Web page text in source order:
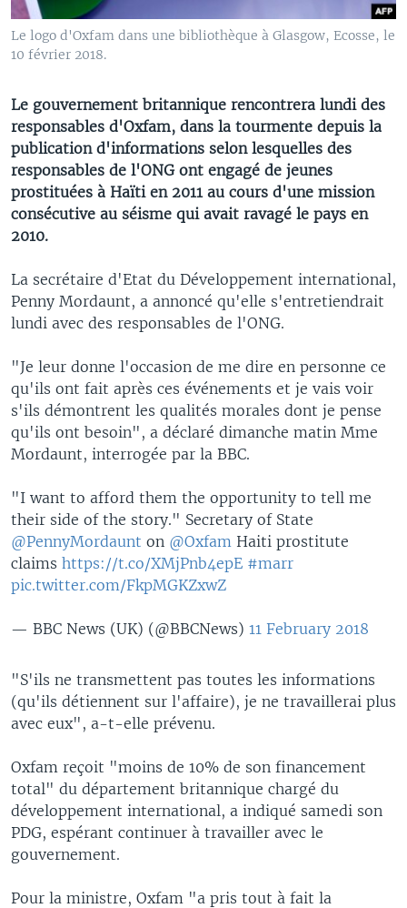
Le logo d'Oxfam dans une bibliothèque à Glasgow, Ecosse, le
10 février 2018.
Le gouvernement britannique rencontrera lundi des
responsables d'Oxfam, dans la tourmente depuis la
publication d'informations selon lesquelles des
responsables de l'ONG ont engagé de jeunes
prostituées à Haïti en 2011 au cours d'une mission
consécutive au séisme qui avait ravagé le pays en
2010.
La secrétaire d'Etat du Développement international,
Penny Mordaunt, a annoncé qu'elle s'entretiendrait
lundi avec des responsables de l'ONG.
"Je leur donne l'occasion de me dire en personne ce
qu'ils ont fait après ces événements et je vais voir
s'ils démontrent les qualités morales dont je pense
qu'ils ont besoin", a déclaré dimanche matin Mme
Mordaunt, interrogée par la BBC.
"I want to afford them the opportunity to tell me
their side of the story." Secretary of State
@PennyMordaunt on @Oxfam Haiti prostitute
claims https://t.co/XMjPnb4epE #marr
pic.twitter.com/FkpMGKZxwZ
— BBC News (UK) (@BBCNews) 11 February 2018
"S'ils ne transmettent pas toutes les informations
(qu'ils détiennent sur l'affaire), je ne travaillerai plus
avec eux", a-t-elle prévenu.
Oxfam reçoit "moins de 10% de son financement
total" du département britannique chargé du
développement international, a indiqué samedi son
PDG, espérant continuer à travailler avec le
gouvernement.
Pour la ministre, Oxfam "a pris tout à fait la